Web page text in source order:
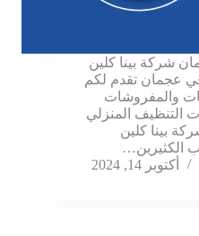
شركة بينا كلين
عجمان تقدم لكم
والمفروشات
التنظيف المنزلي
بينا كلين
الكثيرين…
أكتوبر 14, 2024